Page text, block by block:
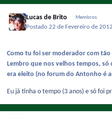
Lucas de Brito Membros
Postado22 de Fevereiro de 2012
Como tu foi ser moderador com
Lembro que nos velhos tempos,
era eleito (no forum do Antonho é
Eu já tinha o tempo (3 anos) e só foi